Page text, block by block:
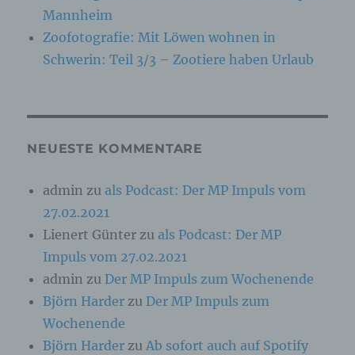
Mannheim
Zoofotografie: Mit Löwen wohnen in
Schwerin: Teil 3/3 – Zootiere haben Urlaub
NEUESTE KOMMENTARE
admin zu als Podcast: Der MP Impuls vom
27.02.2021
Lienert Günter zu als Podcast: Der MP
Impuls vom 27.02.2021
admin zu Der MP Impuls zum Wochenende
Björn Harder zu Der MP Impuls zum
Wochenende
Björn Harder zu Ab sofort auch auf Spotify
nach dem Unionsrecht oder dem Recht der
Mitgliedstaaten vorgesehen werden.
h) Auftragsverarbeiter
juristische Person, Behörde, Einrichtung oder
Auftrag des Verantwortlichen verarbeitet.
i) Empfänger
Empfänger ist eine natürliche oder juristische
Person, Behörde, Einrichtung oder andere
Stelle, der personenbezogene Daten
offengelegt werden, unabhängig davon, ob es
sich bei ihr um einen Dritten handelt oder nicht.
Behörden, die im Rahmen eines bestimmten
Untersuchungsauftrags nach dem Unionsrecht
möglicherweise personenbezogene Daten